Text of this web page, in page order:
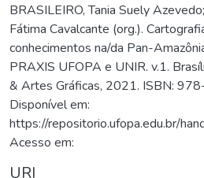
BRASILEIRO, Tania Suely
Fátima Cavalcante (org.).
conhecimentos na/da Pan-
PRAXIS UFOPA e UNIR. v.1.
& Artes Gráficas, 2021. ISBN:
Disponível em:
https://repositorio.ufopa.edu.br/
Acesso em:
URI